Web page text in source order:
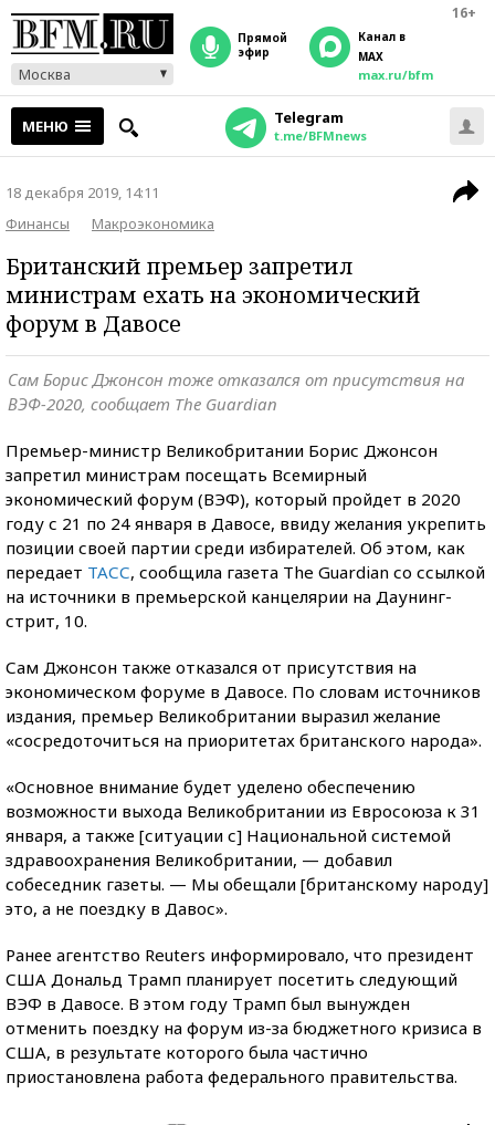
16+
Москва
прямой
эфир
Канал в
MAX
max.ru/bfm
МЕНЮ Telegram
t.me/BFMnews
18 декабря 2019, 14:11
Финансы
Макроэкономика
Британский премьер запретил
министрам ехать на экономический
форум в Давосе
Сам Борис Джонсон тоже отказался от присутствия на
ВЭФ-2020, сообщает The Guardian
Премьер-министр Великобритании Борис Джонсон
запретил министрам посещать Всемирный
экономический форум (ВЭФ), который пройдет в 2020
году с 21 по 24 января в Давосе, ввиду желания укрепить
позиции своей партии среди избирателей. Об этом, как
передает ТАСС, сообщила газета The Guardian со ссылкой
на источники в премьерской канцелярии на Даунинг-
стрит, 10.
Сам Джонсон также отказался от присутствия на
экономическом форуме в Давосе. По словам источников
издания, премьер Великобритании выразил желание
«сосредоточиться на приоритетах британского народа».
«Основное внимание будет уделено обеспечению
возможности выхода Великобритании из Евросоюза к 31
января, а также [ситуации с] Национальной системой
здравоохранения Великобритании, — добавил
собеседник газеты. — Мы обещали [британскому народу]
это, а не поездку в Давос».
Ранее агентство Reuters информировало, что президент
США Дональд Трамп планирует посетить следующий
ВЭФ в Давосе. В этом году Трамп был вынужден
отменить поездку на форум из-за бюджетного кризиса в
США, в результате которого была частично
приостановлена работа федерального правительства.